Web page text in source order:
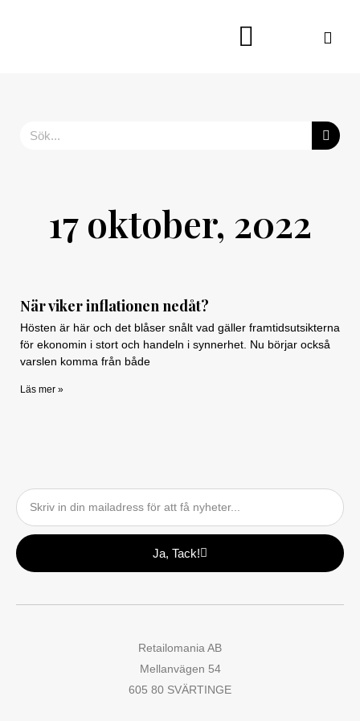
Sök
17 oktober, 2022
När viker inflationen nedåt?
Hösten är här och det blåser snålt vad gäller framtidsutsikterna
för ekonomin i stort och handeln i synnerhet. Nu börjar också
varslen komma från både
Läs mer »
Email
Ja, Tack!
Retailomania AB
Mellanvägen 54
605 80 SVÄRTINGE